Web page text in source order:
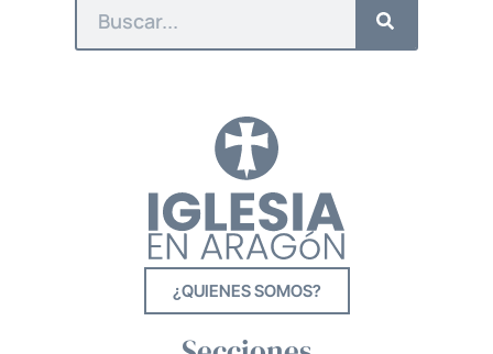
¿QUIENES SOMOS?